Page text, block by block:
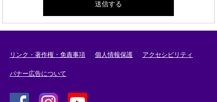
リンク・著作権・免責事項 個人情報保護 アクセシビリティ
バナー広告について